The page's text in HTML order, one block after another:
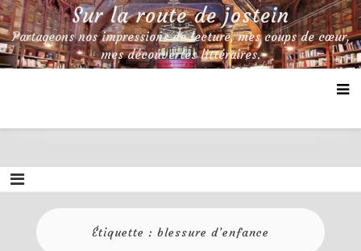
Skip
to
content
Sur la route de jostein
Partageons nos impressions de lecture, mes coups de cœur,
mes découvertes littéraires.
Étiquette : blessure d’enfance